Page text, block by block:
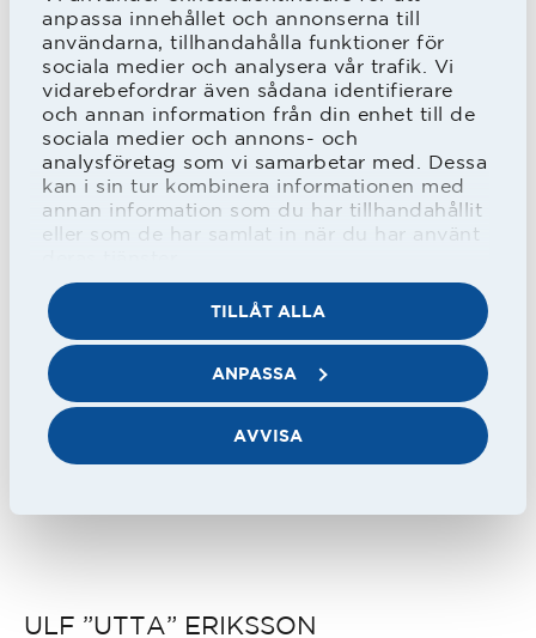
anpassa innehållet och annonserna till
användarna, tillhandahålla funktioner för
sociala medier och analysera vår trafik. Vi
vidarebefordrar även sådana identifierare
och annan information från din enhet till de
sociala medier och annons- och
analysföretag som vi samarbetar med. Dessa
kan i sin tur kombinera informationen med
annan information som du har tillhandahållit
eller som de har samlat in när du har använt
TILLÅT ALLA
ANPASSA
AVVISA
Han fick hoppa in i två matcher i
inledningen, sedan dröjde det till slutet
av september. Några matcher från
start blev det inte och när han i näst
sista omgången hoppade in i
gjorde han sina sista allsvenska
minuter.
Året efter flyttade han tillbaka till Ope
ULF ”UTTA” ERIKSSON